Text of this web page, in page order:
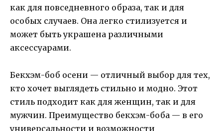
как для повседневного образа, так и для
особых случаев. Она легко стилизуется и
может быть украшена различными
аксессуарами.
Бекхэм-боб осени — отличный выбор для тех,
кто хочет выглядеть стильно и модно. Этот
стиль подходит как для женщин, так и для
мужчин. Преимущество бекхэм-боба — в его
универсальности и возможности